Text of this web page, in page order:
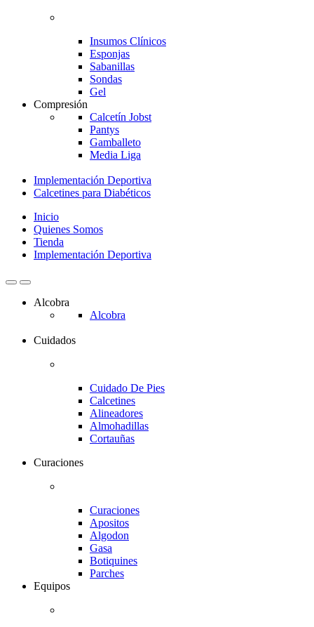
Insumos Clínicos
Esponjas
Sabanillas
Sondas
Gel
Compresión
Calcetín Jobst
Pantys
Gamballeto
Media Liga
Implementación Deportiva
Calcetines para Diabéticos
Inicio
Quienes Somos
Tienda
Implementación Deportiva
Alcobra
Alcobra
Cuidados
Cuidado De Pies
Calcetines
Alineadores
Almohadillas
Cortauñas
Curaciones
Curaciones
Apositos
Algodon
Gasa
Botiquines
Parches
Equipos